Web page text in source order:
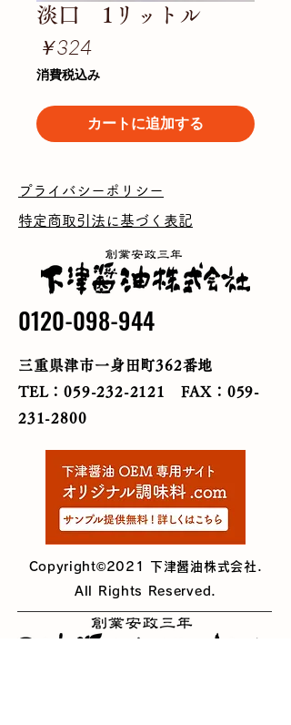
淡口 1リットル
￥324価
格
消費税込み
カートに追加する
プライバシーポリシー
特定商取引法に基づく表記
0120-098-944
三重県津市一身田町362番地
TEL：059-232-2121 FAX：059-
231-2800
Copyright©2021 下津醤油株式会社.
All Rights Reserved.